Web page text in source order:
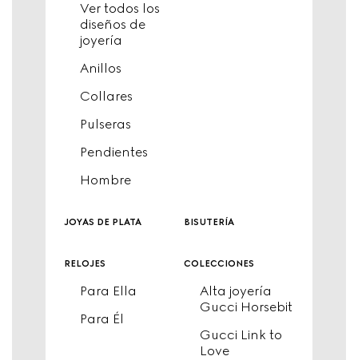
Ver todos los
diseños de
joyería
Anillos
Collares
Pulseras
Pendientes
Hombre
joyas de plata bisutería
relojes
Para Ella
Para Él
colecciones
Alta joyería
Gucci Horsebit
Gucci Link to
Love